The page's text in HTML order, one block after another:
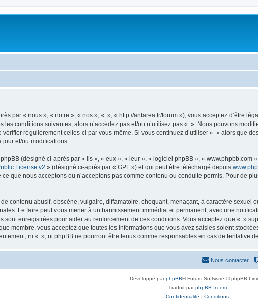
par « nous », « notre », « nos », « », « http://antarea.fr/forum »), vous acceptez d’être
les conditions suivantes, alors n’accédez pas et/ou n’utilisez pas « ». Nous pouvons
vérifier régulièrement celles-ci par vous-même. Si vous continuez d’utiliser « » alors que
jour et/ou modifications.
(désigné ci-après par « ils », « eux », « leur », « logiciel phpBB », «
License v2 » (désigné ci-après par « GPL ») et qui peut être téléchargé depuis
ce que nous acceptons ou n’acceptons pas comme contenu ou conduite permis. Pour de
contenu abusif, obscène, vulgaire, diffamatoire, choquant, menaçant, à caractère
Le faire peut vous mener à un bannissement immédiat et permanent, avec une
sont enregistrées pour aider au renforcement de ces conditions. Vous acceptez que « »
membre, vous acceptez que toutes les informations que vous avez saisies soient
ni « », ni phpBB ne pourront être tenus comme responsables en cas de tentative
Nous contacter
Développé parphpBB® Forum Software © phpBB
Traduit parphpBB-fr.com
Confidentialité | Conditions